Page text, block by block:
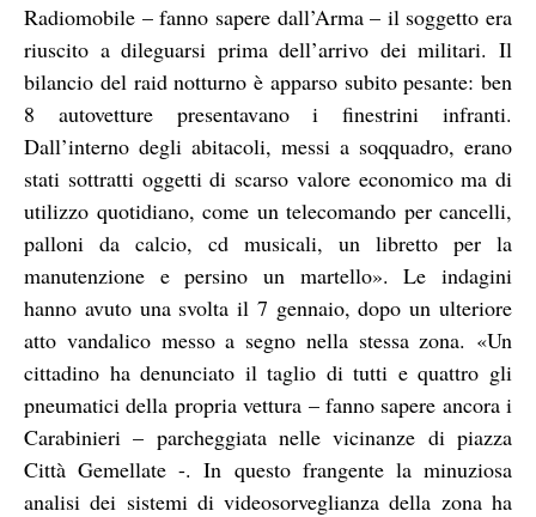
Radiomobile – fanno sapere dall’Arma – il soggetto era
riuscito a dileguarsi prima dell’arrivo dei militari. Il
bilancio del raid notturno è apparso subito pesante: ben
8 autovetture presentavano i finestrini infranti.
Dall’interno degli abitacoli, messi a soqquadro, erano
stati sottratti oggetti di scarso valore economico ma di
utilizzo quotidiano, come un telecomando per cancelli,
palloni da calcio, cd musicali, un libretto per la
manutenzione e persino un martello». Le indagini
hanno avuto una svolta il 7 gennaio, dopo un ulteriore
atto vandalico messo a segno nella stessa zona. «Un
cittadino ha denunciato il taglio di tutti e quattro gli
pneumatici della propria vettura – fanno sapere ancora i
Carabinieri – parcheggiata nelle vicinanze di piazza
Città Gemellate -. In questo frangente la minuziosa
analisi dei sistemi di videosorveglianza della zona ha